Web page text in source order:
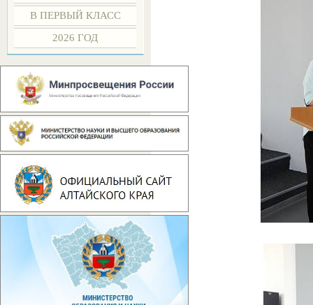
В ПЕРВЫЙ КЛАСС
2026 ГОД